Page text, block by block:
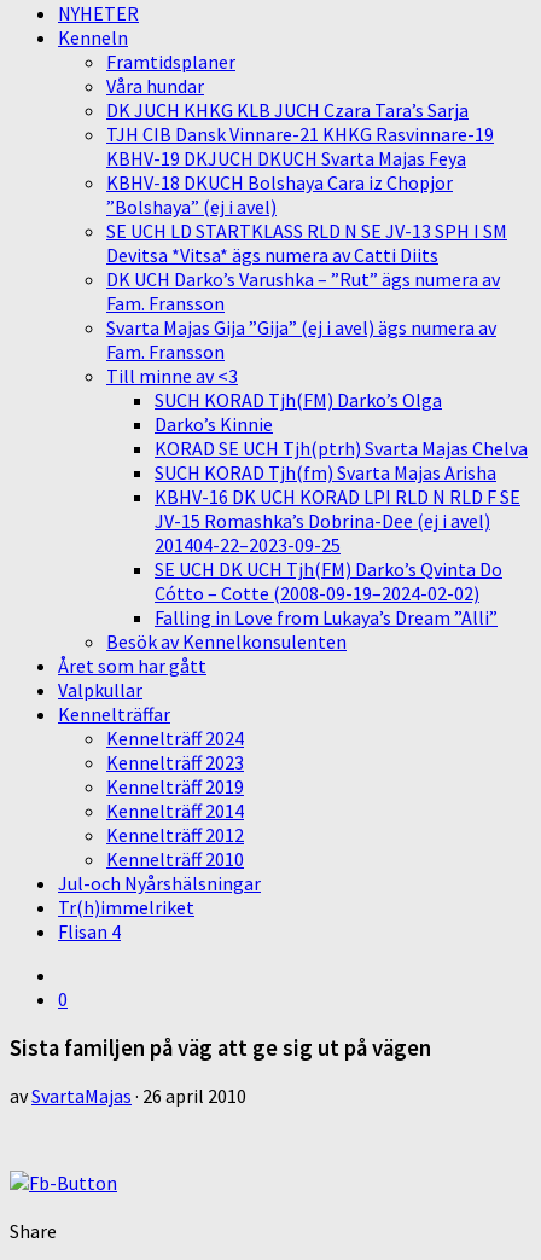
NYHETER
Kenneln
Framtidsplaner
Våra hundar
DK JUCH KHKG KLB JUCH Czara Tara’s Sarja
TJH CIB Dansk Vinnare-21 KHKG Rasvinnare-19
KBHV-19 DKJUCH DKUCH Svarta Majas Feya
KBHV-18 DKUCH Bolshaya Cara iz Chopjor
”Bolshaya” (ej i avel)
SE UCH LD STARTKLASS RLD N SE JV-13 SPH I SM
Devitsa *Vitsa* ägs numera av Catti Diits
DK UCH Darko’s Varushka – ”Rut” ägs numera av
Fam. Fransson
Svarta Majas Gija ”Gija” (ej i avel) ägs numera av
Fam. Fransson
Till minne av <3
SUCH KORAD Tjh(FM) Darko’s Olga
Darko’s Kinnie
KORAD SE UCH Tjh(ptrh) Svarta Majas Chelva
SUCH KORAD Tjh(fm) Svarta Majas Arisha
KBHV-16 DK UCH KORAD LPI RLD N RLD F SE
JV-15 Romashka’s Dobrina-Dee (ej i avel)
201404-22–2023-09-25
SE UCH DK UCH Tjh(FM) Darko’s Qvinta Do
Cótto – Cotte (2008-09-19–2024-02-02)
Falling in Love from Lukaya’s Dream ”Alli”
Besök av Kennelkonsulenten
Året som har gått
Valpkullar
Kennelträffar
Kennelträff 2024
Kennelträff 2023
Kennelträff 2019
Kennelträff 2014
Kennelträff 2012
Kennelträff 2010
Jul-och Nyårshälsningar
Tr(h)immelriket
Flisan 4
0
Sista familjen på väg att ge sig ut på vägen
avSvartaMajas · 26 april 2010
Share